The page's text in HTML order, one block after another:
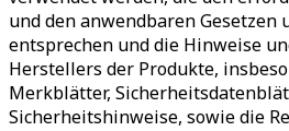
und den anwendbaren Gesetzen
entsprechen und die Hinweise
Herstellers der Produkte,
Merkblätter,
Sicherheitshinweise, sowie die